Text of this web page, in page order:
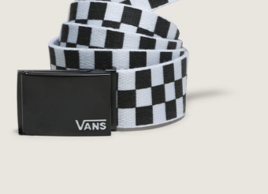
lona que combina dos texturas resistentes.